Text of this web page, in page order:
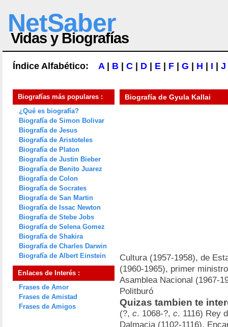
NetSaber
Vidas y Biografías
Índice Alfabético: A| B C D E F G H I J
Biografías más populares :
¿Qué es biografía?
Biografía de Simon Bolivar
Biografía de Jesus
Biografía de Aristoteles
Biografía de Platon
Biografía de Justin Bieber
Biografía de Benito Juarez
Biografía de Colon
Biografía de Socrates
Biografía de San Martin
Biografía de Issac Newton
Biografía de Stebe Jobs
Biografía de Selena Gomez
Biografía de Shakira
Biografía de Charles Darwin
Biografía de Albert Einstein
Enlaces de Interés :
Frases de Amor
Frases de Amistad
Frases de Amigos
Biografía de Gyula Kallai
Cultura (1957-1958), de
(1960-1965), primer
Asamblea Nacional (1967-
Politburó
Quizas tambien te
(?, c. 1068-?, c. 1116) Rey
Dalmacia (1102-1116).